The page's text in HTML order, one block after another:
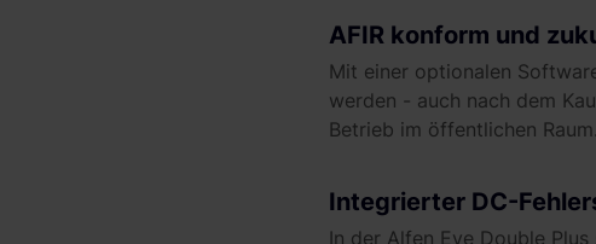
AFIR konform und
Mit einer optionalen
werden - auch nach dem
Betrieb im öffentlichen Raum.
Integrierter DC-
In der Alfen Eve Double